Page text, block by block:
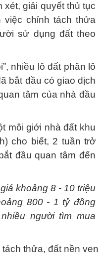
xét, giải quyết thủ tục
việc chỉnh tách thửa
sử dụng đất theo
nhiều lô đất phân lô
bắt đầu có giao dịch
tâm của nhà đầu
môi giới nhà đất khu
cho biết, 2 tuần trở
đầu quan tâm đến
khoảng 8 - 10 triệu
800 - 1 tỷ đồng
người tìm mua